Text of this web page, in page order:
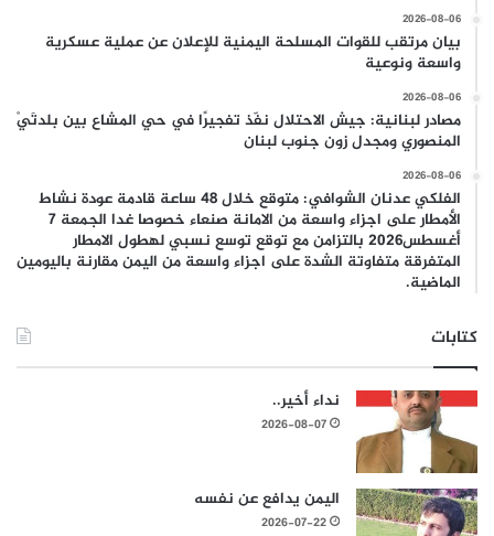
2026-08-06
بيان مرتقب للقوات المسلحة اليمنية للإعلان عن عملية عسكرية
واسعة ونوعية
2026-08-06
مصادر لبنانية: جيش الاحتلال نفّذ تفجيرًا في حي المشاع بين بلدتَيْ
المنصوري ومجدل زون جنوب لبنان
2026-08-06
الفلكي عدنان الشوافي: متوقع خلال 48 ساعة قادمة عودة نشاط
الأمطار على اجزاء واسعة من الامانة صنعاء خصوصا غدا الجمعة 7
أغسطس2026 بالتزامن مع توقع توسع نسبي لهطول الامطار
المتفرقة متفاوتة الشدة على اجزاء واسعة من اليمن مقارنة باليومين
الماضية.
كتابات
نداء أخير..
2026-08-07
اليمن يدافع عن نفسه
2026-07-22